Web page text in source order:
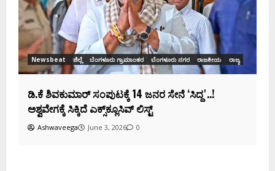
Ashwaveega June 3, 2026 0